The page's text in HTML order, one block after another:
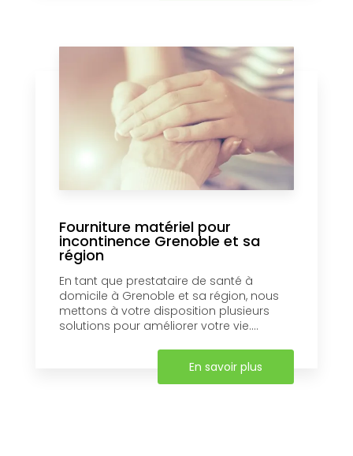
Fourniture matériel pour
incontinence Grenoble et sa
région
En tant que prestataire de santé à
domicile à Grenoble et sa région, nous
mettons à votre disposition plusieurs
solutions pour améliorer votre vie....
En savoir plus